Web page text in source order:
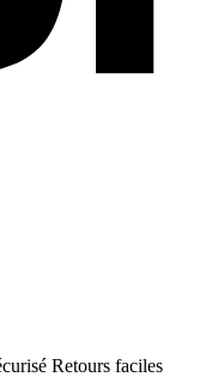
Retours faciles